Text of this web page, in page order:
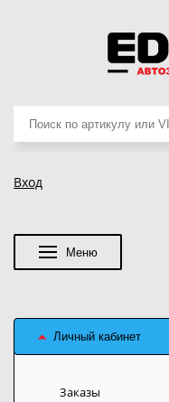
товаров
Вход
Меню
Личный кабинет
Заказы